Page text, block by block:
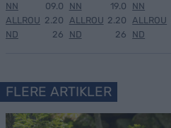
NN
ALLROU
ND
09.0
2.20
26
NN
ALLROU
ND
19.0
2.20
26
NN
ALLROU
ND
FLERE ARTIKLER